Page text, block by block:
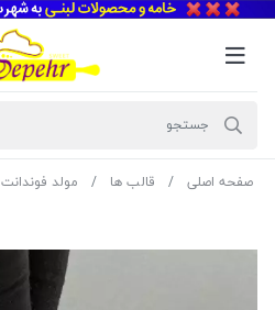
صفحه اصلی قالب ها مولد فوندانت